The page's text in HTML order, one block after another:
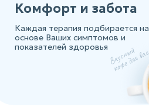
Комфорт и забота
Каждая терапия подбирается на
основе Ваших симптомов и
показателей здоровья